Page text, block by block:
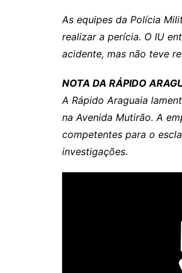
As equipes da Polícia
realizar a perícia. O IU
acidente, mas não teve
NOTA DA RÁPIDO
A Rápido Araguaia
na Avenida Mutirão. A
competentes para o
investigações.